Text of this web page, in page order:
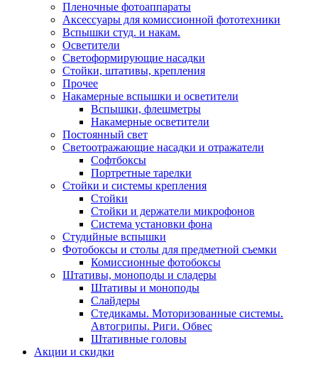
Пленочные фотоаппараты
Аксессуары для комиссионной фототехники
Вспышки студ. и накам.
Осветители
Светоформирующие насадки
Стойки, штативы, крепления
Прочее
Накамерные вспышки и осветители
Вспышки, флешметры
Накамерные осветители
Постоянный свет
Светоотражающие насадки и отражатели
Софтбоксы
Портретные тарелки
Стойки и системы крепления
Стойки
Стойки и держатели микрофонов
Система установки фона
Студийные вспышки
Фотобоксы и столы для предметной съемки
Комиссионные фотобоксы
Штативы, моноподы и сладеры
Штативы и моноподы
Слайдеры
Стедикамы. Моторизованные системы.
Автогрипы. Риги. Обвес
Штативные головы
Акции и скидки